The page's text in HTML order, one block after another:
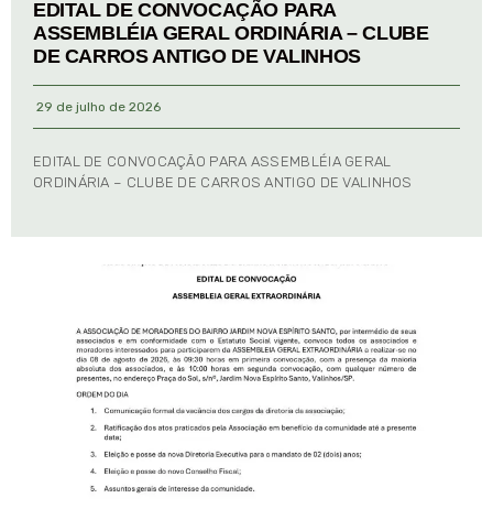
EDITAL DE CONVOCAÇÃO PARA
ASSEMBLÉIA GERAL ORDINÁRIA – CLUBE
DE CARROS ANTIGO DE VALINHOS
29 de julho de 2026
EDITAL DE CONVOCAÇÃO PARA ASSEMBLÉIA GERAL
ORDINÁRIA – CLUBE DE CARROS ANTIGO DE VALINHOS